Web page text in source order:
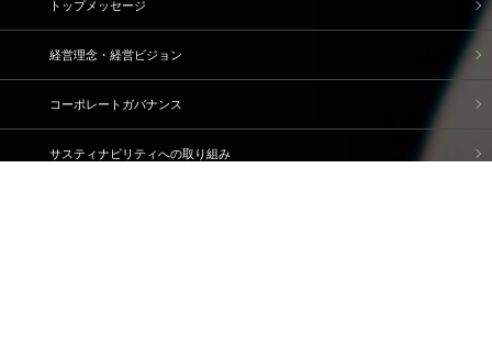
トップメッセージ
経営理念・経営ビジョン
コーポレートガバナンス
サスティナビリティへの取り組み